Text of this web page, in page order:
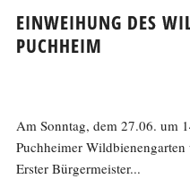
EINWEIHUNG DES
PUCHHEIM
Am Sonntag, dem 27.06. um
Puchheimer
Erster Bürgermeister...